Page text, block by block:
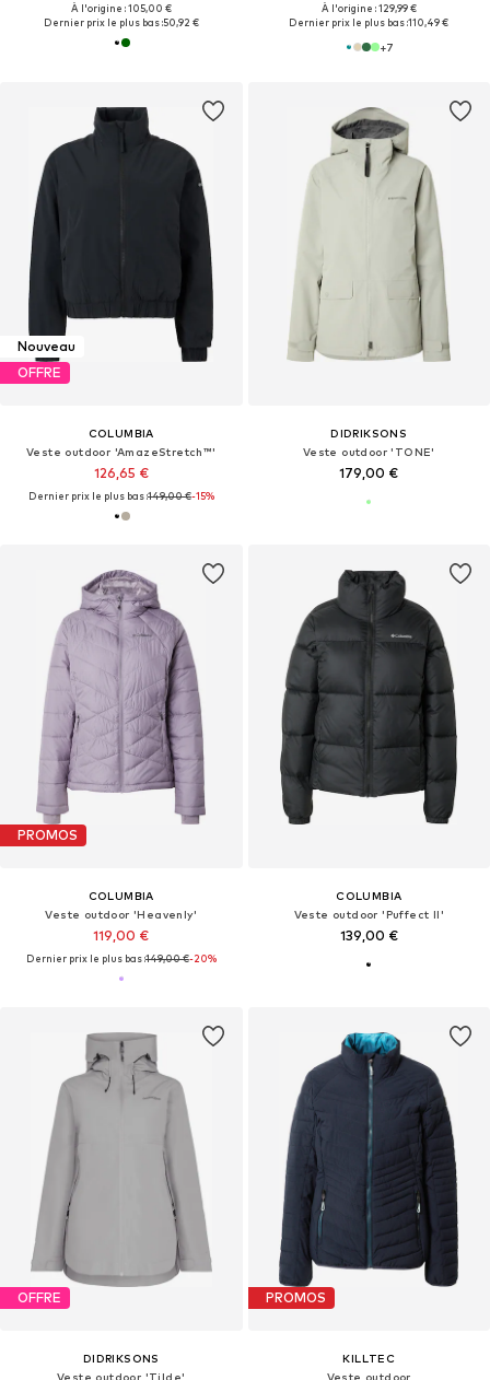
À l'origine : 105,00 €
Dernier prix le plus bas :50,92 €
À l'origine : 129,99 €
Dernier prix le plus bas :110,49 €
+7
Nouveau
OFFRE
COLUMBIA
Veste outdoor 'AmazeStretch™'
126,65 €
Dernier prix le plus bas :149,00 €-15%
DIDRIKSONS
Veste outdoor 'TONE'
179,00 €
PROMOS
COLUMBIA
Veste outdoor 'Heavenly'
119,00 €
Dernier prix le plus bas :149,00 €-20%
COLUMBIA
Veste outdoor 'Puffect II'
139,00 €
OFFRE
DIDRIKSONS
Veste outdoor 'Tilde'
PROMOS
KILLTEC
Veste outdoor